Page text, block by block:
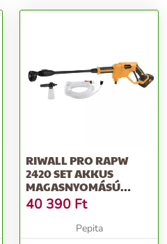
RIWALL PRO RAPW
2420 SET AKKUS
MAGASNYOMÁSÚ
MOSÓ 20 V,
TARTOZÉKOK...
40 390 Ft
Pepita